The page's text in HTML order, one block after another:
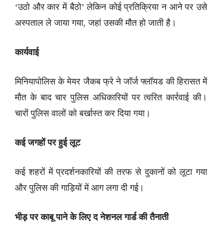
‘उठो और कार में बैठो’ लेकिन कोई प्रतिक्रिया न आने पर उसे
अस्पताल ले जाया गया, जहां उसकी मौत हो जाती है।
कार्यवाई
मिनियापोलिस के मेयर जैकब फ्रे ने जॉर्ज फ्लॉयड की हिरासत में
मौत के बाद चार पुलिस अधिकारियों पर त्वरित कार्रवाई की।
चारों पुलिस वालों को बर्खास्त कर दिया गया।
कई जगहों पर हुई लूट
कई शहरों में प्रदर्शनकारियों की तरफ से दुकानों को लूटा गया
और पुलिस की गाड़ियों में आग लगा दी गई।
भीड़ पर काबू पाने के लिए द नेशनल गार्ड की तैनाती